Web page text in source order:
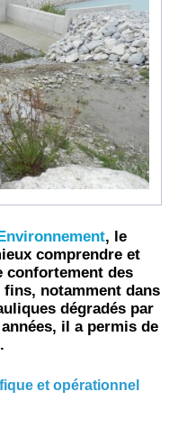
, le
comprendre et
confortement des
notamment dans
dégradés par
il a permis de
et opérationnel